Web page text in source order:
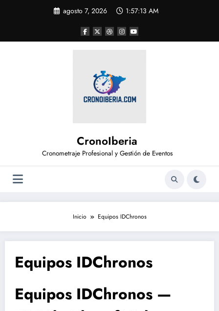
agosto 7, 2026 1:57:13 AM
CronoIberia
Cronometraje Profesional y Gestión de Eventos
Inicio Equipos IDChronos
Equipos IDChronos
Equipos IDChronos —